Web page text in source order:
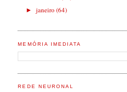
►janeiro(64)
MEMÓRIA IMEDIATA
REDE NEURONAL